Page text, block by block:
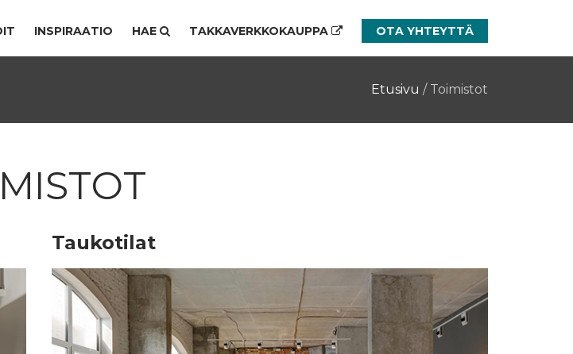
INSPIRAATIO HAE TAKKAVERKKOKAUPPA OTA YHTEYTTÄ
Etusivu / Toimistot
Taukotilat